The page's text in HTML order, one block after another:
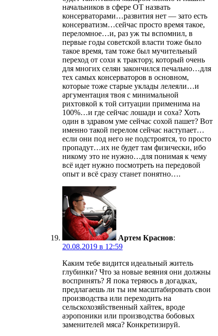
начальников в сфере ОТ назвать
консерваторами…развития нет — зато есть
консерватизм…сейчас просто время такое,
переломное…и, раз уж ты вспомнил, в
первые годы советской власти тоже было
такое время, там тоже был мучительный
переход от сохи к трактору, который очень
для многих селян закончился печально…для
тех самых консерваторов в основном,
которые тоже старые уклады лелеяли…и
аргументация твоя с минимальной
рихтовкой к той ситуации применима на
100%…и где сейчас лошади и соха? Хоть
один в здравом уме сейчас сохой пашет? Вот
именно такой перелом сейчас наступает…
если они под него не подстроятся, то просто
пропадут…их не будет там физически, ибо
никому это не нужно…для понимая к чему
всё идет нужно посмотреть на передовой
опыт и всё сразу станет понятно….
Артем Краснов:
20.08.2019 в 12:59
Каким тебе видится идеальный житель
глубинки? Что за новые веяния они должны
воспринять? Я пока теряюсь в догадках,
предлагаешь ли ты им масштабировать свои
производства или переходить на
сельскохозяйственный хайтек, вроде
аэропоники или производства бобовых
заменителей мяса? Конкретизируй.